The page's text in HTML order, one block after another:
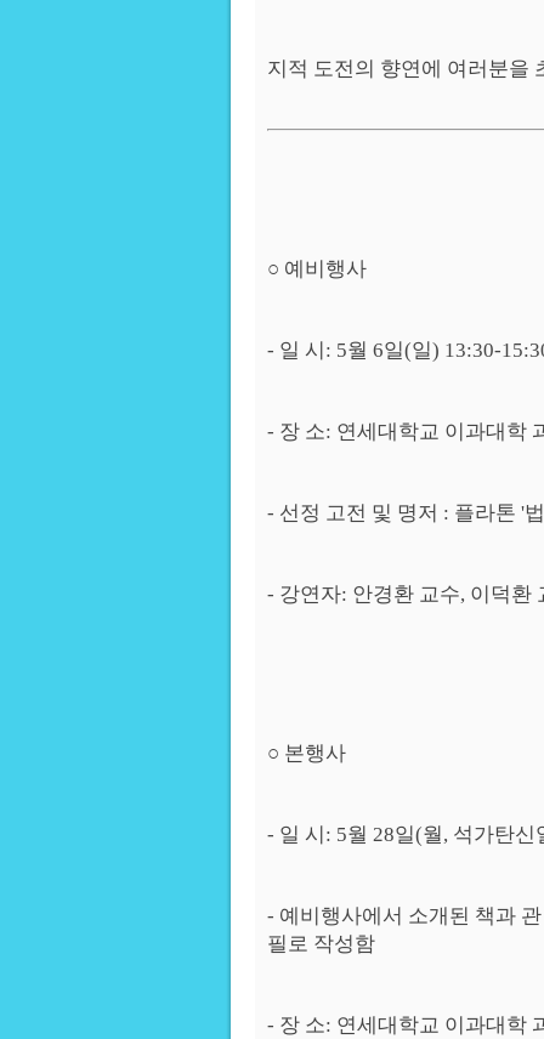
지적 도전의 향연에 여러분을
○ 예비행사
- 일 시: 5월 6일(일) 13:30-
- 장 소: 연세대학교 이과대학
- 선정 고전 및 명저 : 플라톤 '
- 강연자: 안경환 교수, 이덕환
○ 본행사
- 일 시: 5월 28일(월, 석가탄신
- 예비행사에서 소개된 책과
필로 작성함
- 장 소: 연세대학교 이과대학